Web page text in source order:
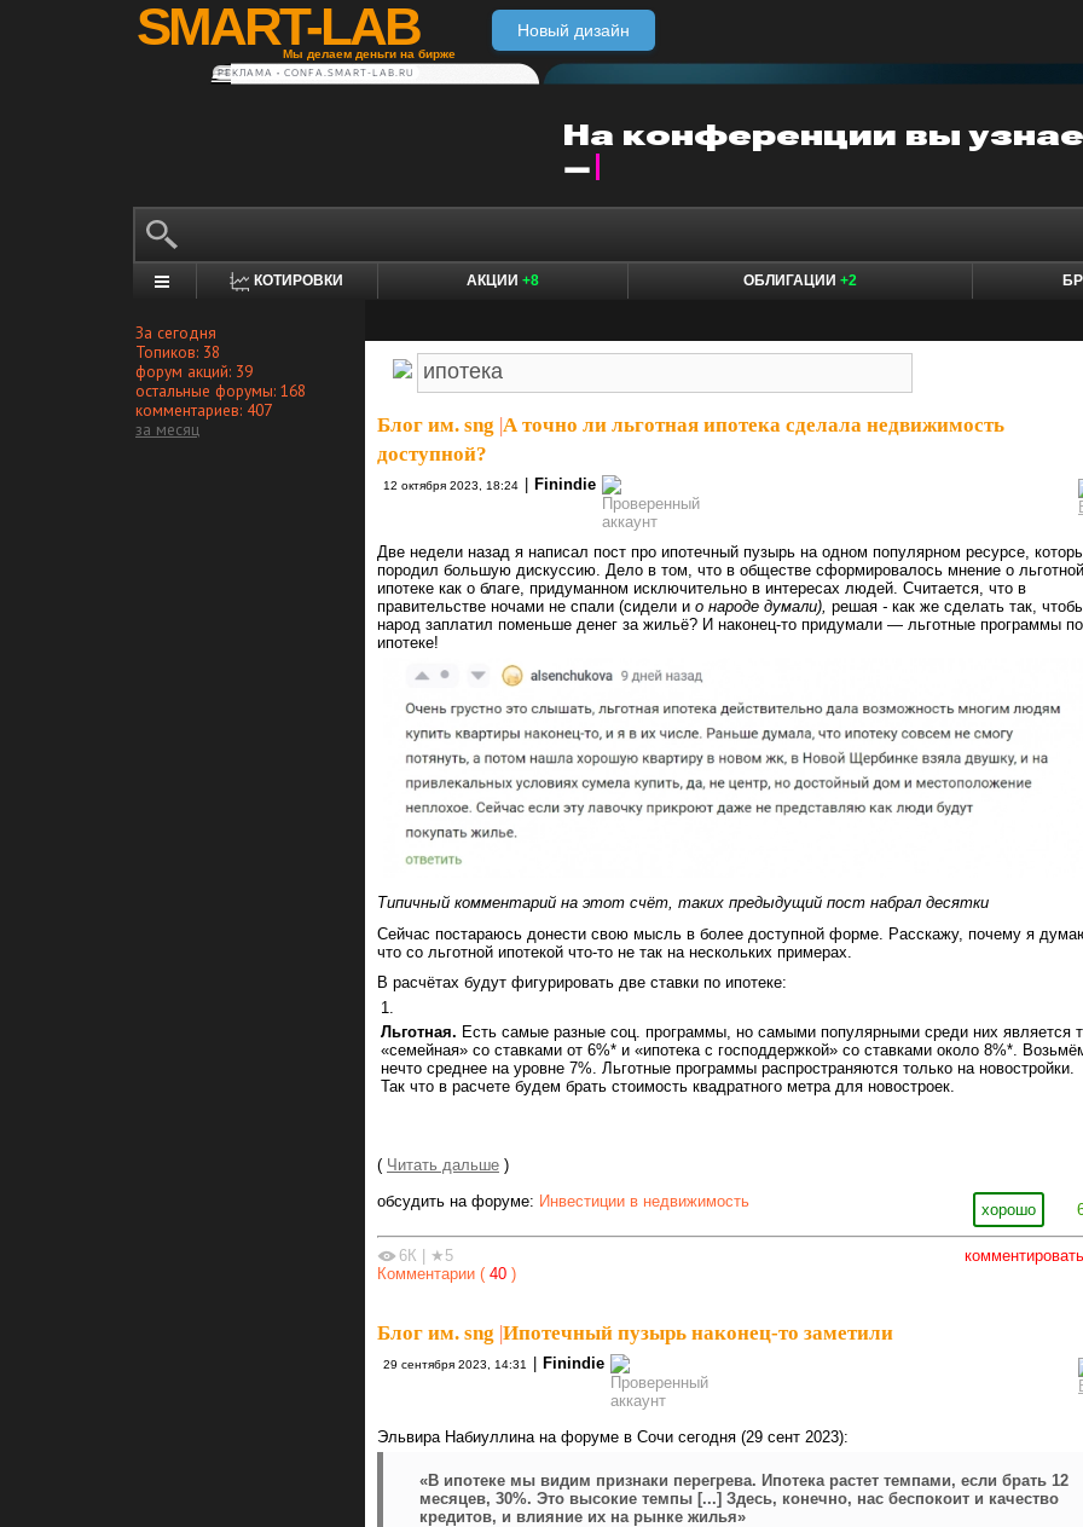
SMART-LAB
Мы делаем деньги на бирже
Новый дизайн
РЕКЛАМА • CONFA.SMART-LAB.RU
КОТИРОВКИ АКЦИИ +8 ОБЛИГАЦИИ +2
За сегодня
Топиков: 38
форум акций: 39
остальные форумы: 168
комментариев: 407
за месяц
Блог им. sng А точно ли льготная ипотека сделала недвижимость
доступной?⁠⁠
12 октября 2023, 18:24 Finindie
Две недели назад я написал пост про ипотечный пузырь на одном популярном ресурсе,
породил большую дискуссию. Дело в том, что в обществе сформировалось мнение о льготной
ипотеке как о благе, придуманном исключительно в интересах людей. Считается, что в
правительстве ночами не спали (сидели и о народе думали), решая - как же сделать так,
народ заплатил поменьше денег за жильё? И наконец-то придумали — льготные программы по
ипотеке!
Типичный комментарий на этот счёт, таких предыдущий пост набрал десятки
Сейчас постараюсь донести свою мысль в более доступной форме. Расскажу, почему я
что со льготной ипотекой что-то не так на нескольких примерах.
В расчётах будут фигурировать две ставки по ипотеке:
Льготная. Есть самые разные соц. программы, но самыми популярными среди них является
«семейная» со ставками от 6%* и «ипотека с господдержкой» со ставками около 8%*.
нечто среднее на уровне 7%. Льготные программы распространяются только на новостройки.
Так что в расчете будем брать стоимость квадратного метра для новостроек.
( Читать дальше )
хорошо
обсудить на форуме: Инвестиции в недвижимость
комментировать
6К | ★5
Комментарии ( 40 )
Блог им. sng |Ипотечный пузырь наконец-то заметили
29 сентября 2023, 14:31 | Finindie
Эльвира Набиуллина на форуме в Сочи сегодня (29 сент 2023):
«В ипотеке мы видим признаки перегрева. Ипотека растет темпами, если брать 12
месяцев, 30%. Это высокие темпы [...] Здесь, конечно, нас беспокоит и качество
кредитов, и влияние их на рынке жилья»